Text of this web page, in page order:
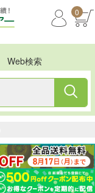
0
Web検索